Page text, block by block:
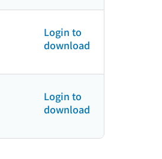
Login to
download
Login to
download